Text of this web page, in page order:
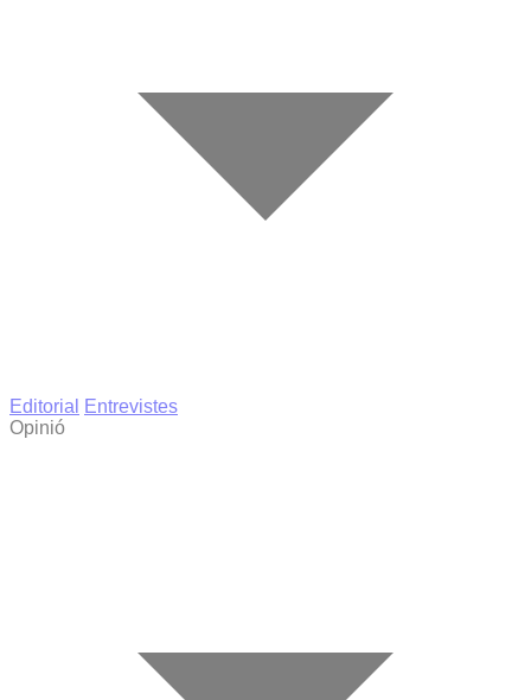
Editorial
Entrevistes
Opinió